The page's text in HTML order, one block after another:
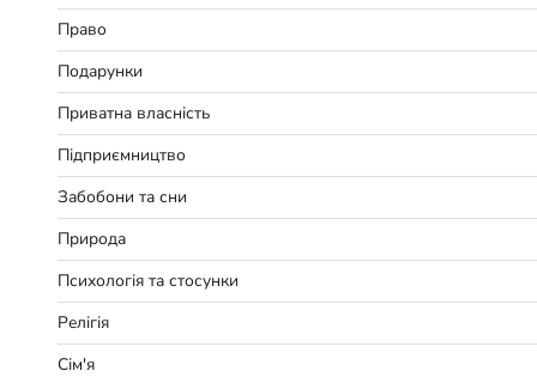
Право
Подарунки
Приватна власність
Підприємництво
Забобони та сни
Природа
Психологія та стосунки
Релігія
Сім'я